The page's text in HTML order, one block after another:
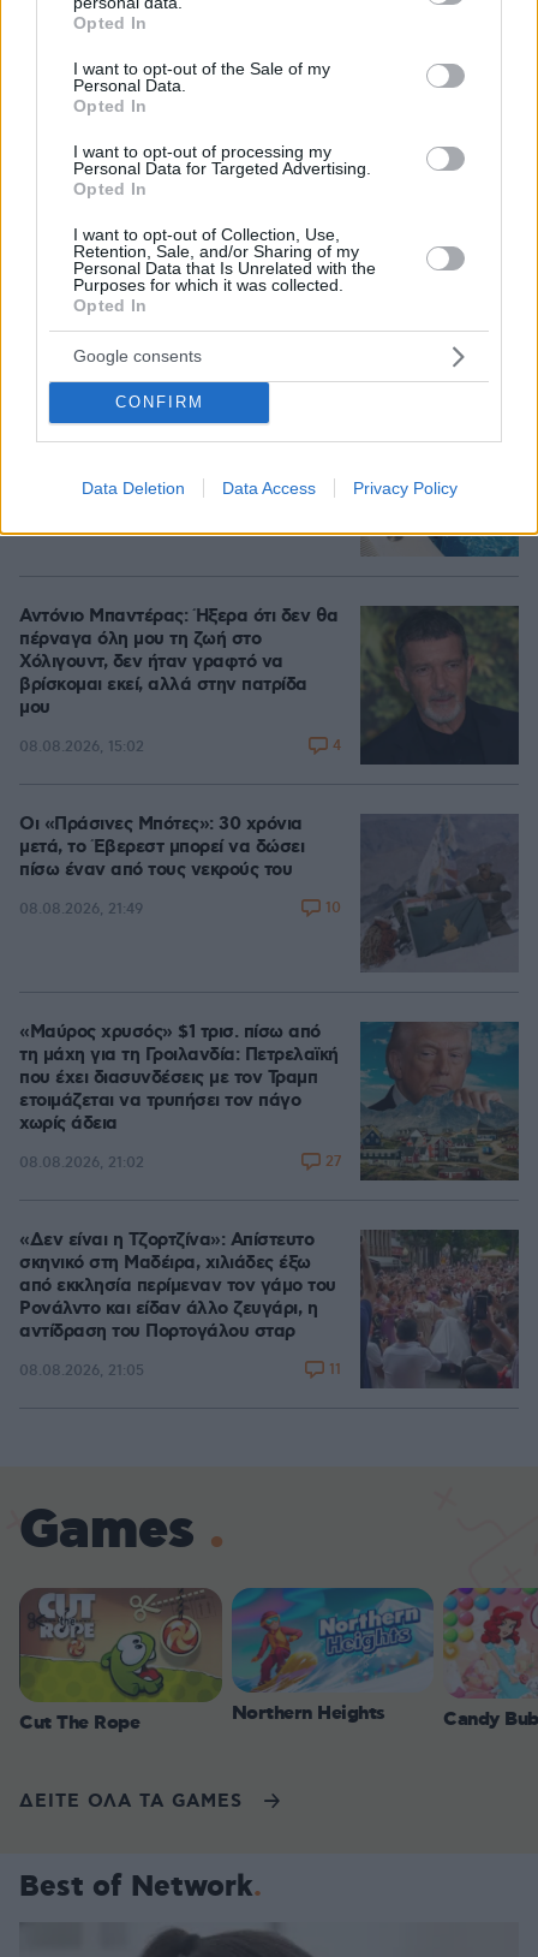
grant or deny consent to Google and its third-party tags to
use your data for below specified purposes in below Google
consent section.
Opted In
I want to opt-out of the Sale of my
Personal Data.
Opted In
I want to opt-out of processing my
Personal Data for Targeted Advertising.
Opted In
I want to opt-out of Collection, Use,
Retention, Sale, and/or Sharing of my
Personal Data that Is Unrelated with the
Purposes for which it was collected.
Opted In
Google consents
CONFIRM
Data Deletion Data Access Privacy Policy
τον 13χρονο Λιονέλ από το χέρι και άλλαξε την
ιστορία του ποδοσφαίρου με μια υπογραφή σε...
08.08.2026, 21:43
Εγκαταλείπει το κόμμα Καρυστιανού
και ο επιχειρηματίας Νίκος
Μπρουτζάκης: Καταγγέλλει κλειστή
κάστα, «λένε προδότες και
πληρωμένους όσους αποχωρούν»
08.08.2026, 18:48 262
Για ανθρωποκτονία από αμέλεια
κατηγορούνται οι γονείς του 4χρονου
Πάρο: Πώς έγινε η τραγωδία
Αντόνιο Μπαντέρας: Ήξερα ότι δεν θα
πέρναγα όλη μου τη ζωή στο
Χόλιγουντ, δεν ήταν γραφτό να
βρίσκομαι εκεί, αλλά στην πατρίδα
μου
08.08.2026, 15:02 4
Οι «Πράσινες Μπότες»: 30 χρόνια
μετά, το Έβερεστ μπορεί να δώσει
πίσω έναν από τους νεκρούς του
08.08.2026, 21:49 10
«Μαύρος χρυσός» $1 τρισ. πίσω από
τη μάχη για τη Γροιλανδία: Πετρελαϊκή
που έχει διασυνδέσεις με τον Τραμπ
ετοιμάζεται να τρυπήσει τον πάγο
χωρίς άδεια
08.08.2026, 21:02 27
«Δεν είναι η Τζορτζίνα»: Απίστευτο
σκηνικό στη Μαδέιρα, χιλιάδες έξω
από εκκλησία περίμεναν τον γάμο του
Ρονάλντο και είδαν άλλο ζευγάρι, η
αντίδραση του Πορτογάλου σταρ
08.08.2026, 21:05 11
Games
Cut The Rope Northern Heights Candy
ΔΕΙΤΕ ΟΛΑ ΤΑ GAMES
Best of Network